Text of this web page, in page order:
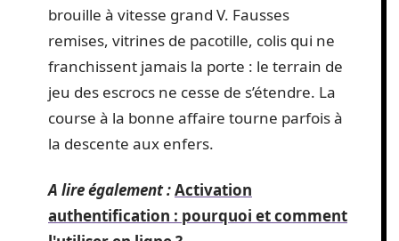
brouille à vitesse grand V. Fausses
remises, vitrines de pacotille, colis qui ne
franchissent jamais la porte : le terrain de
jeu des escrocs ne cesse de s’étendre. La
course à la bonne affaire tourne parfois à
la descente aux enfers.
A lire également :Activation
authentification : pourquoi et comment